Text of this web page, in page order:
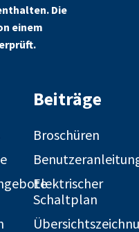
Die
einem
Beiträge
Broschüren
Elektrischer
Schaltplan